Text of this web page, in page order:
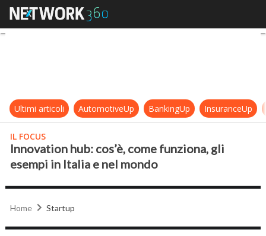
Innovation hub: cos’è, come
Ultimi articoli AutomotiveUp BankingUp InsuranceUp
IL FOCUS
Innovation hub: cos’è, come funziona, gli
esempi in Italia e nel mondo
Home Startup